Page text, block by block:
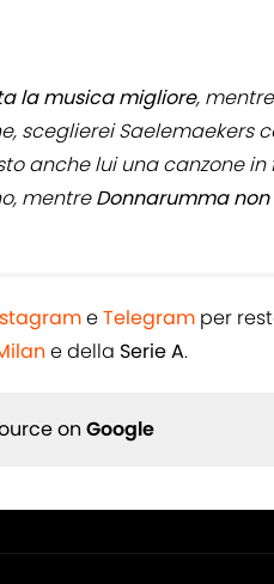
la musica migliore,
sceglierei Saelemaekers
anche lui una canzone in
mentreDonnarumma
eTelegram per
e della Serie A.
on Google